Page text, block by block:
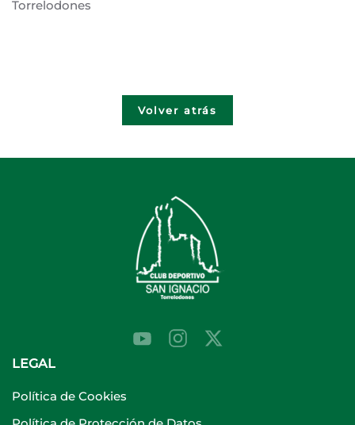
Torrelodones
Volver atrás
LEGAL
Política de Cookies